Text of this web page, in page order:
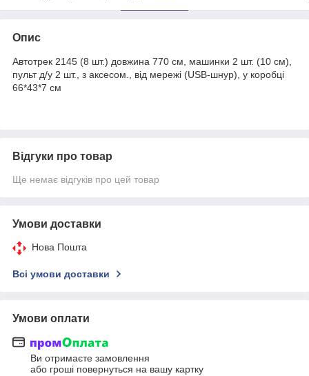
Опис
Автотрек 2145 (8 шт.) довжина 770 см, машинки 2 шт. (10 см),
пульт д/у 2 шт., з аксесом., від мережі (USB-шнур), у коробці
66*43*7 см
Відгуки про товар
Ще немає відгуків про цей товар
Умови доставки
Нова Пошта
Всі умови доставки
Умови оплати
Ви отримаєте замовлення
або гроші повернуться на вашу картку